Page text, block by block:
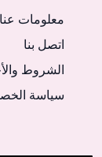
معلومات عنا
اتصل بنا
الشروط
سياسة